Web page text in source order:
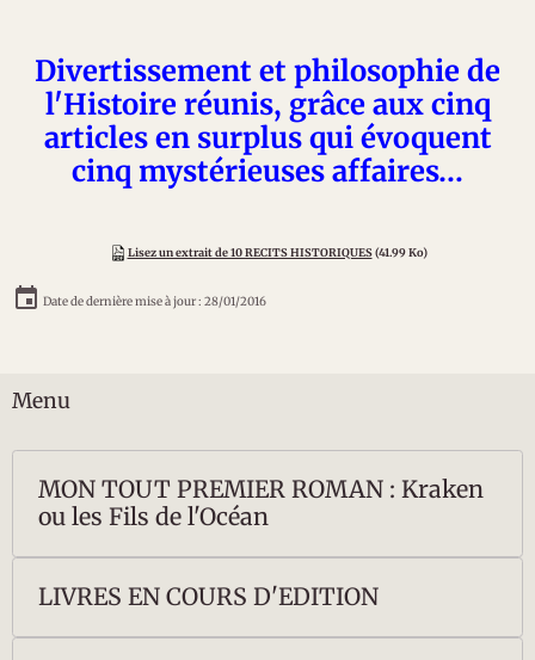
Divertissement et philosophie de
l'Histoire réunis, grâce aux cinq
articles en surplus qui évoquent
cinq mystérieuses affaires…
Lisez un extrait de 10 RECITS HISTORIQUES(41.99 Ko)
Date de dernière mise à jour : 28/01/2016
Menu
MON TOUT PREMIER ROMAN : Kraken
ou les Fils de l'Océan
LIVRES EN COURS D'EDITION